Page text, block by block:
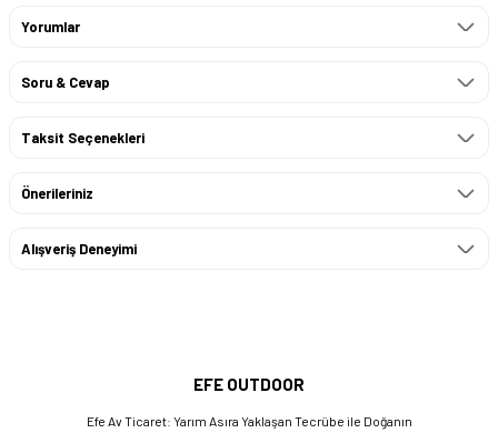
Yorumlar
Soru & Cevap
Taksit Seçenekleri
Önerileriniz
Alışveriş Deneyimi
EFE OUTDOOR
Efe Av Ticaret: Yarım Asıra Yaklaşan Tecrübe ile Doğanın